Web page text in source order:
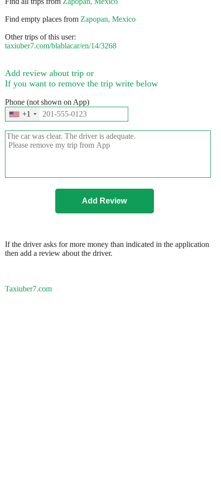
Find empty places from Zapopan, Mexico
Other trips of this user:
taxiuber7.com/blablacar/en/14/3268
Add review about trip or
If you want to remove the trip write below
Phone (not shown on App)
+1
If the driver asks for more money than indicated in the application
then add a review about the driver.
Taxiuber7.com